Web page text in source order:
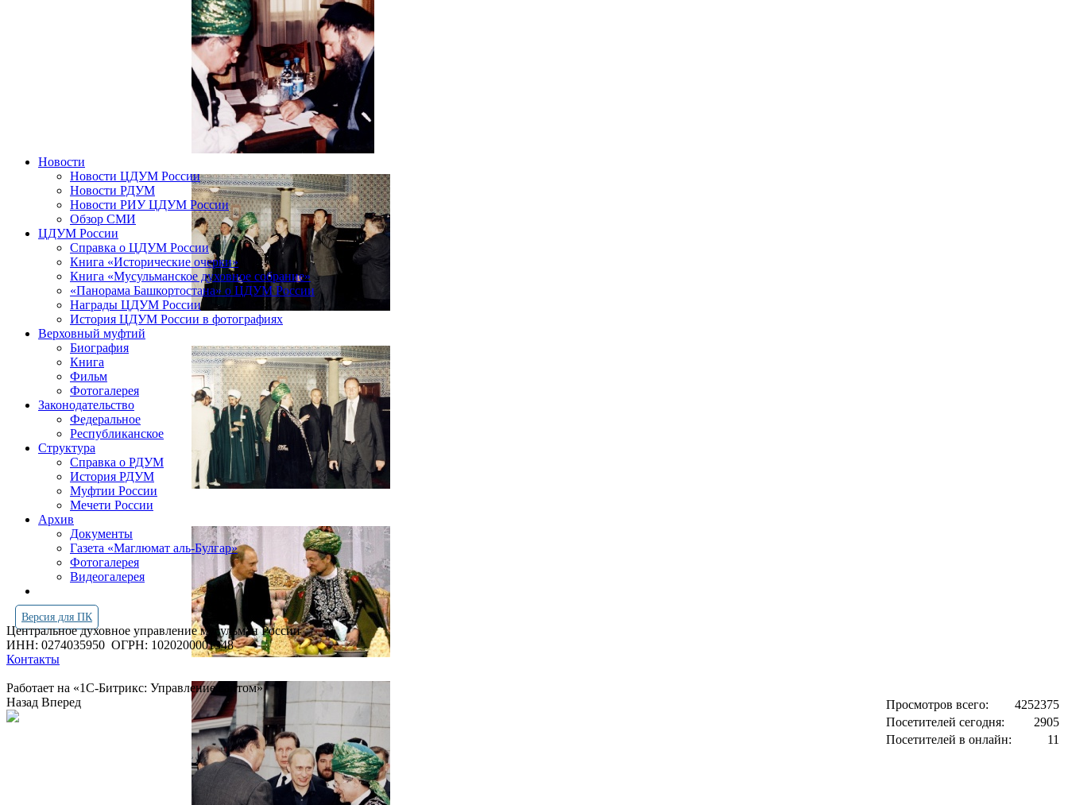
Новости
Новости ЦДУМ России
Новости РДУМ
Новости РИУ ЦДУМ России
Обзор СМИ
ЦДУМ России
Справка о ЦДУМ России
Книга «Исторические очерки»
Книга «Мусульманское духовное собрание»
«Панорама Башкортостана» о ЦДУМ России
Награды ЦДУМ России
История ЦДУМ России в фотографиях
Верховный муфтий
Биография
Книга
Фильм
Фотогалерея
Законодательство
Федеральное
Республиканское
Структура
Справка о РДУМ
История РДУМ
Муфтии России
Мечети России
Архив
Документы
Газета «Маглюмат аль-Булгар»
Фотогалерея
Видеогалерея
Версия для ПК
Центральное духовное управление мусульман России
ИНН: 0274035950 ОГРН: 1020200001348
Контакты
Работает на «1С-Битрикс: Управление сайтом»
Просмотров всего:
4252375
Посетителей сегодня:
2905
Посетителей в онлайн:
11
Назад Вперед